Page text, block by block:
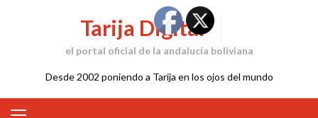
Tarija Digital
el portal oficial de la andalucía boliviana
Desde 2002 poniendo a Tarija en los ojos del mundo